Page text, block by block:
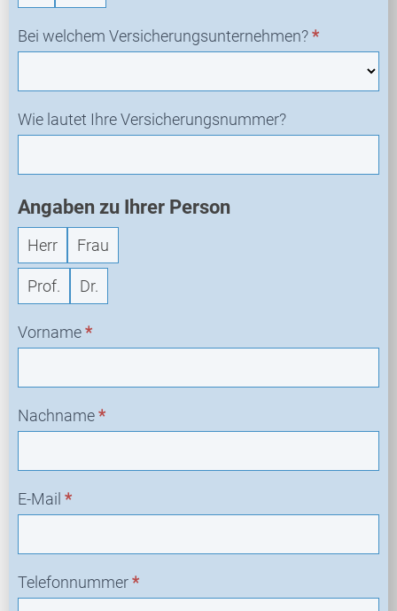
r
a
g
Bei welchem Versicherungsunternehmen?*
Wie lautet Ihre Versicherungsnummer?
Angaben zu Ihrer Person
Herr Frau
Prof. Dr.
Vorname*
Nachname*
E-Mail *
Telefonnummer*